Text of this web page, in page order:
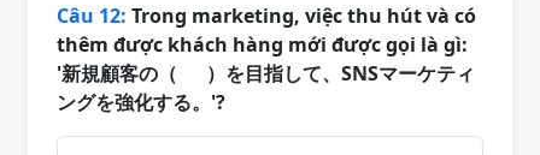
Câu 12: Trong marketing, việc thu hút và có
thêm được khách hàng mới được gọi là gì:
'新規顧客の（ ）を目指して、SNSマーケティ
ングを強化する。'?